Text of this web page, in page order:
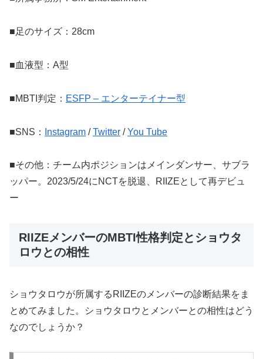
■足のサイズ：28cm
■血液型：A型
■MBTI判定： ESFP – エンターテイナー型
■SNS： Instagram /Twitter /You Tube
■その他：チーム内ポジションはメインダンサー、サブラ
ッパー。2023/5/24にNCTを脱退、RIIZEとして再デビュ
ー
RIIZEメンバーのMBTI性格判定とショウタ
ロウとの相性
ショウタロウが所属するRIIZEのメンバーの診断結果をま
とめてみました。ショウタロウとメンバーとの相性はどう
なのでしょうか？